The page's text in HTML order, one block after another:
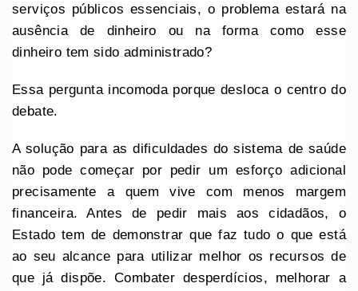
serviços públicos essenciais, o problema estará na
ausência de dinheiro ou na forma como esse
dinheiro tem sido administrado?
Essa pergunta incomoda porque desloca o centro do
debate.
A solução para as dificuldades do sistema de saúde
não pode começar por pedir um esforço adicional
precisamente a quem vive com menos margem
financeira. Antes de pedir mais aos cidadãos, o
Estado tem de demonstrar que faz tudo o que está
ao seu alcance para utilizar melhor os recursos de
que já dispõe. Combater desperdícios, melhorar a